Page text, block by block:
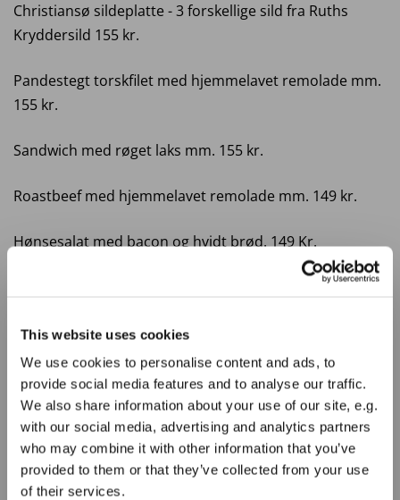
This website uses cookies
We use cookies to personalise content and ads, to
provide social media features and to analyse our traffic.
We also share information about your use of our site, e.g.
with our social media, advertising and analytics partners
who may combine it with other information that you’ve
provided to them or that they’ve collected from your use
of their services.
Christiansø sildeplatte - 3 forskellige sild fra Ruths
Kryddersild 155 kr.
Pandestegt torskfilet med hjemmelavet remolade mm.
155 kr.
Sandwich med røget laks mm. 155 kr.
Roastbeef med hjemmelavet remolade mm. 149 kr.
Hønsesalat med bacon og hvidt brød. 149 Kr.
Saltstegt sild med sennep bløde løg og rødbeder. 155
Gl. ost med løg og sky. 98 Kr.